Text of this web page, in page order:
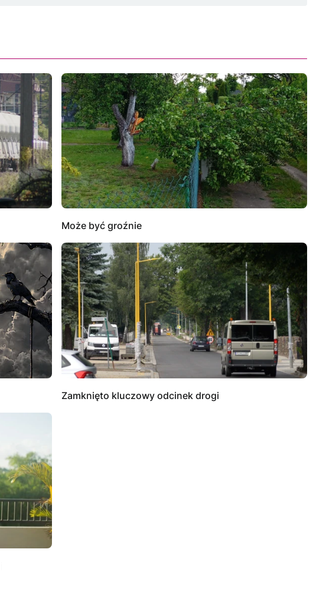
Może być groźnie
Zamknięto kluczowy odcinek drogi